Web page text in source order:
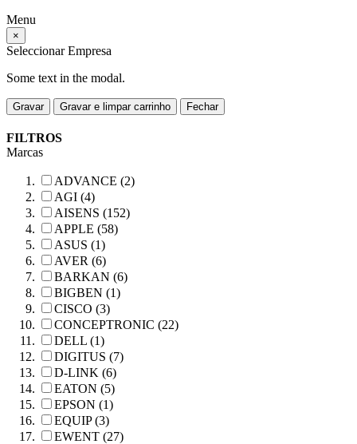
Menu
×
Seleccionar Empresa
Some text in the modal.
Gravar Gravar e limpar carrinho Fechar
FILTROS
Marcas
ADVANCE (2)
AGI (4)
AISENS (152)
APPLE (58)
ASUS (1)
AVER (6)
BARKAN (6)
BIGBEN (1)
CISCO (3)
CONCEPTRONIC (22)
DELL (1)
DIGITUS (7)
D-LINK (6)
EATON (5)
EPSON (1)
EQUIP (3)
EWENT (27)